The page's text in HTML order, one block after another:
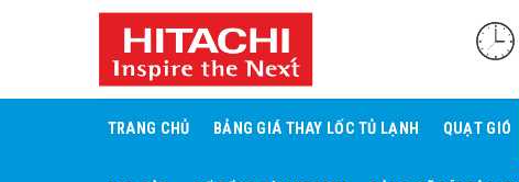
TRANG CHỦ BẢNG GIÁ THAY LỐC TỦ LẠNH QUẠT GIÓ